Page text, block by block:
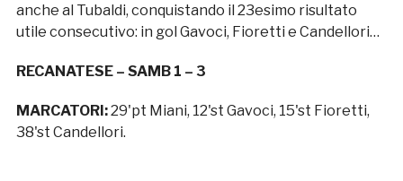
anche al Tubaldi, conquistando il 23esimo risultato
utile consecutivo: in gol Gavoci, Fioretti e Candellori…
RECANATESE – SAMB 1 – 3
MARCATORI:29'pt Miani, 12'st Gavoci, 15'st Fioretti,
38'st Candellori.